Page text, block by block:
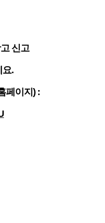
신고
요.
페이지) :